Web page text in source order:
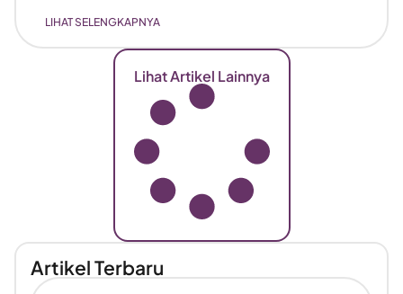
LIHAT SELENGKAPNYA
Lihat Artikel Lainnya
Artikel Terbaru